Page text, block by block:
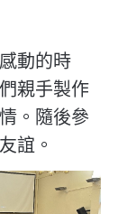
動的時
親手製作
。隨後參
誼。